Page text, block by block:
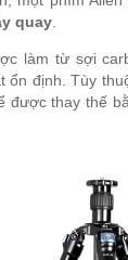
quay
làm từ sợi
ổn định. Tùy
được thay thế